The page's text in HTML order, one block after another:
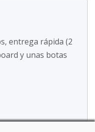
entrega rápida (2
y unas botas